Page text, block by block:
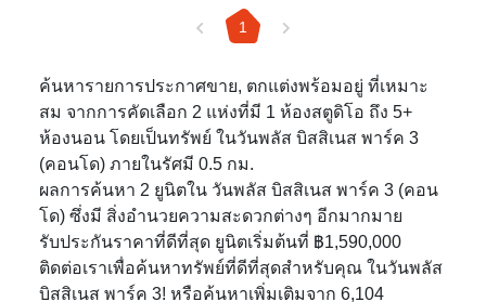
1
ค้นหารายการประกาศขาย, ตกแต่งพร้อมอยู่ ที่เหมาะ
สม จากการคัดเลือก 2 แห่งที่มี 1 ห้องสตูดิโอ ถึง 5+
ห้องนอน โดยเป็นทรัพย์ ในวันพลัส บิสสิเนส พาร์ค 3
(คอนโด) ภายในรัศมี 0.5 กม.
ผลการค้นหา 2 ยูนิตใน วันพลัส บิสสิเนส พาร์ค 3 (คอน
โด) ซึ่งมี สิ่งอำนวยความสะดวกต่างๆ อีกมากมาย
รับประกันราคาที่ดีที่สุด ยูนิตเริ่มต้นที่ ฿1,590,000
ติดต่อเราเพื่อค้นหาทรัพย์ที่ดีที่สุดสำหรับคุณ ในวันพลัส
บิสสิเนส พาร์ค 3! หรือค้นหาเพิ่มเติมจาก 6,104